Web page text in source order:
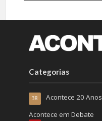
Categorias
Acontece 20 Anos
38
Acontece em Debate